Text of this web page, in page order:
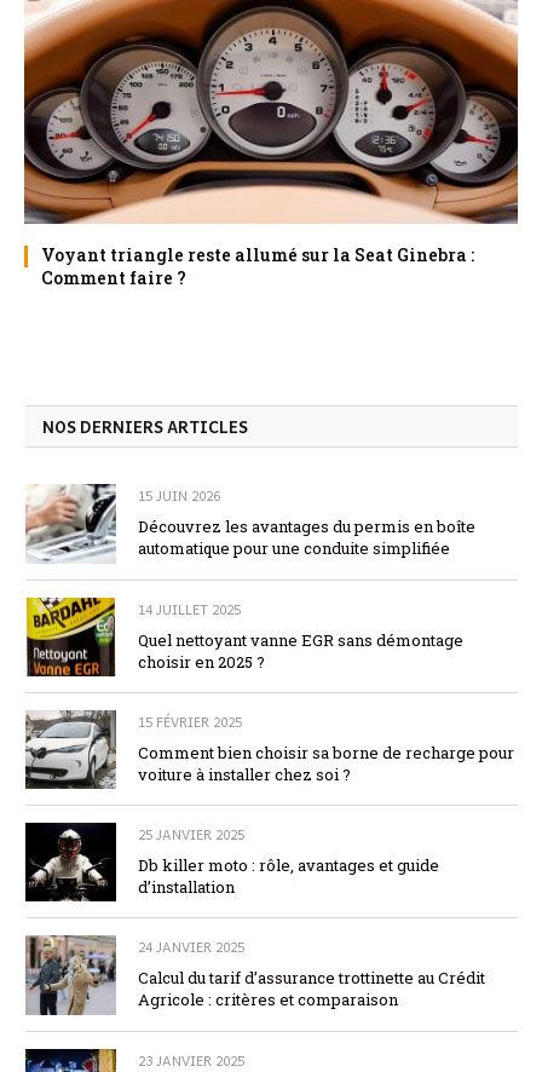
Voyant triangle reste allumé sur la Seat Ginebra :
Comment faire ?
NOS DERNIERS ARTICLES
15 JUIN 2026
Découvrez les avantages du permis en boîte
automatique pour une conduite simplifiée
14 JUILLET 2025
Quel nettoyant vanne EGR sans démontage
choisir en 2025 ?
15 FÉVRIER 2025
Comment bien choisir sa borne de recharge pour
voiture à installer chez soi ?
25 JANVIER 2025
Db killer moto : rôle, avantages et guide
d’installation
24 JANVIER 2025
Calcul du tarif d’assurance trottinette au Crédit
Agricole : critères et comparaison
23 JANVIER 2025